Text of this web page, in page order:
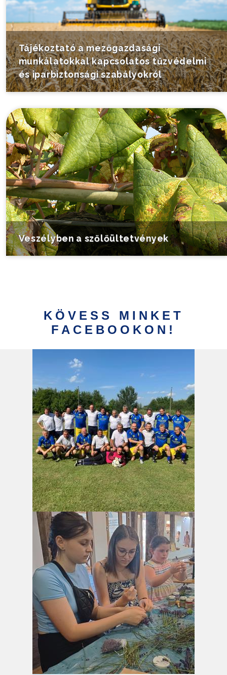
Tájékoztató a mezőgazdasági
munkálatokkal kapcsolatos tűzvédelmi
és iparbiztonsági szabályokról
Veszélyben a szőlőültetvények
KÖVESS MINKET
FACEBOOKON!